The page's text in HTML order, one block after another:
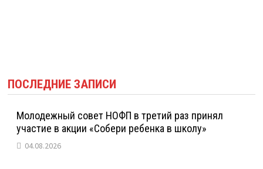
ПОСЛЕДНИЕ ЗАПИСИ
Молодежный совет НОФП в третий раз принял
участие в акции «Собери ребенка в школу»
04.08.2026